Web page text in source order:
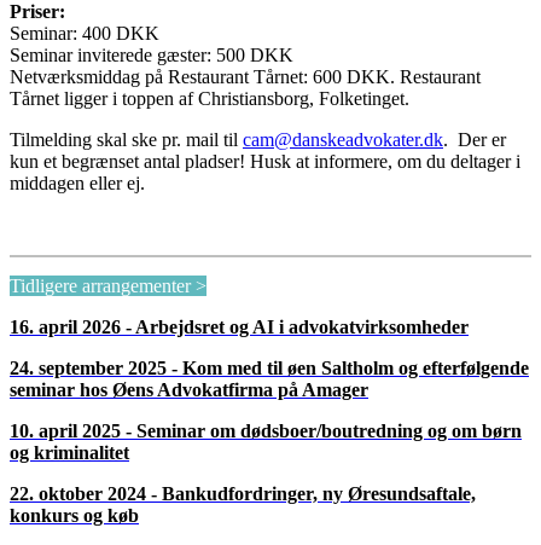
Priser:
Seminar: 400 DKK
Seminar inviterede gæster: 500 DKK
Netværksmiddag på Restaurant Tårnet: 600 DKK. Restaurant
Tårnet ligger i toppen af Christiansborg, Folketinget.
Tilmelding skal ske pr. mail til cam@danskeadvokater.dk. Der er
kun et begrænset antal pladser! Husk at informere, om du deltager i
middagen eller ej.
Tidligere arrangementer >
16. april 2026 - Arbejdsret og AI i advokatvirksomheder
24. september 2025 - Kom med til øen Saltholm og efterfølgende
seminar hos Øens Advokatfirma på Amager
10. april 2025 - Seminar om dødsboer/boutredning og om børn
og kriminalitet
22. oktober 2024 - Bankudfordringer, ny Øresundsaftale,
konkurs og køb